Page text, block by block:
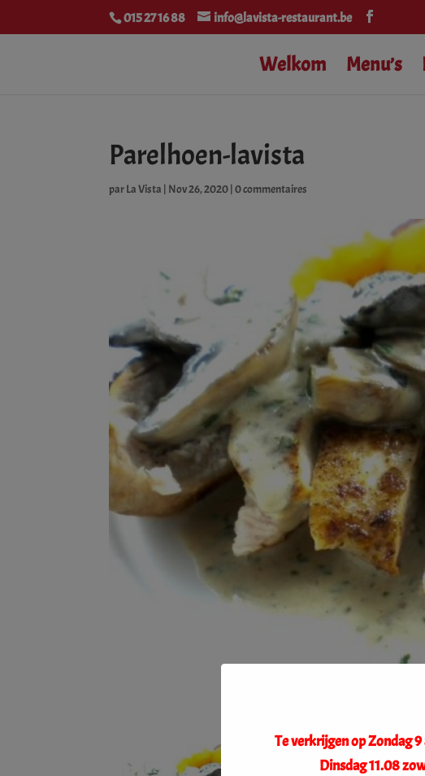
015 27 16 88 info@lavista-restaurant.be
Welkom Menu’s
Parelhoen-lavista
parLa Vista | Nov 26, 2020|0 commentaires
Te verkrijgen op Zondag
Dinsdag 11.08